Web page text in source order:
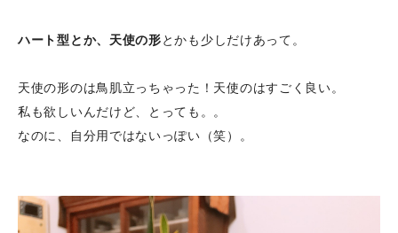
ハート型とか、天使の形 とかも少しだけあって。
天使の形のは鳥肌立っちゃった！天使のはすごく良い。
私も欲しいんだけど、とっても。。
なのに、自分用ではないっぽい（笑）。